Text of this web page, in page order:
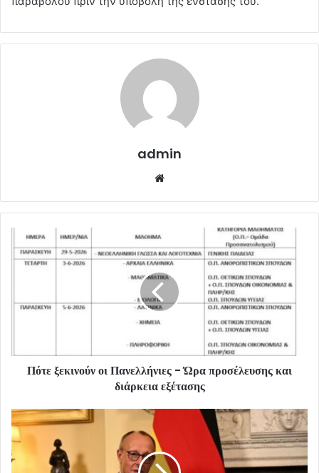
admin
Πότε ξεκινούν οι Πανελλήνιες - Ώρα προσέλευσης και
διάρκεια εξέτασης